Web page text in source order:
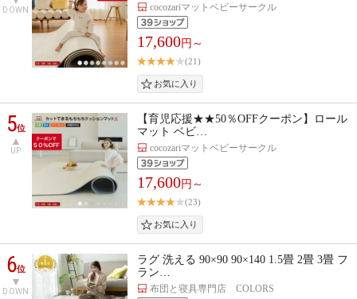
DOWN cocozariマットベビーサークル
17,600円～
(21)
5位
UP
【育児応援★★50％OFFクーポン】ロール
マット ベビ…
cocozariマットベビーサークル
17,600円～
(23)
6位
DOWN
ラグ 洗える 90×90 90×140 1.5畳 2畳 3畳 フ
ラン…
布団と寝具専門店 COLORS